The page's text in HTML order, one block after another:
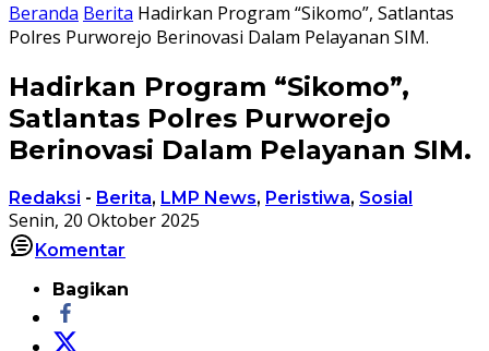
Beranda Berita Hadirkan Program “Sikomo”, Satlantas
Polres Purworejo Berinovasi Dalam Pelayanan SIM.
Hadirkan Program “Sikomo”,
Satlantas Polres Purworejo
Berinovasi Dalam Pelayanan SIM.
Redaksi - Berita, LMP News, Peristiwa, Sosial
Senin, 20 Oktober 2025
Komentar
Bagikan